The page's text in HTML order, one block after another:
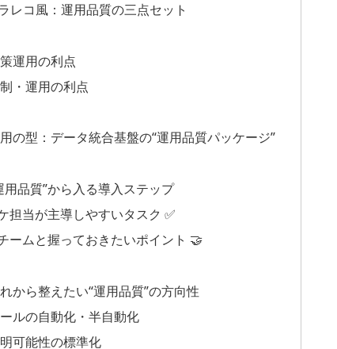
レコ風：運用品質の三点セット
運用の利点
・運用の利点
の型：データ統合基盤の“運用品質パッケージ”
用品質”から入る導入ステップ
担当が主導しやすいタスク ✅
ームと握っておきたいポイント 🤝
から整えたい“運用品質”の方向性
ルの自動化・半自動化
可能性の標準化